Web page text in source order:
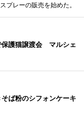
プレーの販売を始めた。
保護猫譲渡会 マルシェ
ば粉のシフォンケーキ